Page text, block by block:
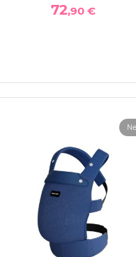
72,90 €